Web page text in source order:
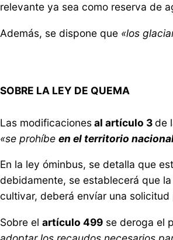
relevante ya sea como reserva de
Además, se dispone que «los
SOBRE LA LEY DE QUEMA
Las modificacionesal artículo 3 de
«se prohíbe en el territorio
En la ley óminbus, se detalla que
debidamente, se establecerá que
cultivar, deberá envíar una
Sobre el artículo 499 se deroga el